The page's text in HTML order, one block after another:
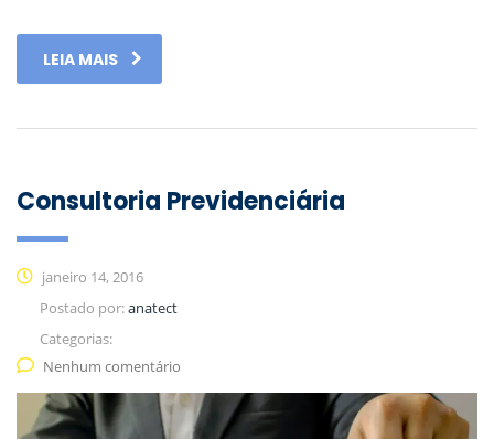
LEIA MAIS
Consultoria Previdenciária
janeiro 14, 2016
Postado por:anatect
Categorias:
Nenhum comentário